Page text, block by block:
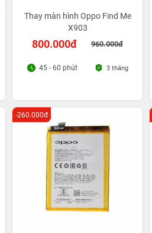
Thay màn hình Oppo Find Me
X903
800.000đ 960.000đ
45 - 60 phút 3 tháng
-260.000đ